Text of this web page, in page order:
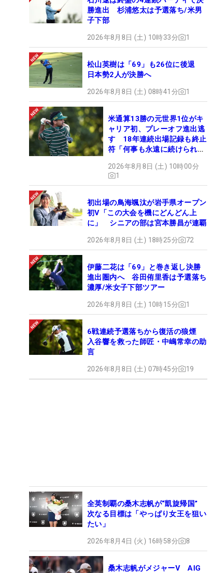
勝進出 杉浦悠太は予選落ち/米男
子下部
2026年8月8日 (土) 10時33分 1
松山英樹は「69」も26位に後退
日本勢2人が決勝へ
2026年8月8日 (土) 08時41分 1
米通算13勝の元世界1位がキ
ャリア初、プレーオフ進出逃
す 18年連続出場記録も終止
符「何事も永遠に続けられな
2026年8月8日 (土) 10時00分
1
初出場の鳥海颯汰が岩手県オープン
初V「この大会を機にどんどん上
に」 シニアの部は宮本勝昌が連覇
2026年8月8日 (土) 18時25分 72
伊藤二花は「69」と巻き返し決勝
進出圏内へ 谷田侑里香は予選落ち
濃厚/米女子下部ツアー
2026年8月8日 (土) 10時15分 1
6戦連続予選落ちから復活の狼煙
入谷響を救った師匠・中嶋常幸の助
言
2026年8月8日 (土) 07時45分 19
全英制覇の桑木志帆が“凱旋帰国”
次なる目標は「やっぱり女王を狙い
たい」
2026年8月4日 (火) 16時58分 8
桑木志帆がメジャーV AIG